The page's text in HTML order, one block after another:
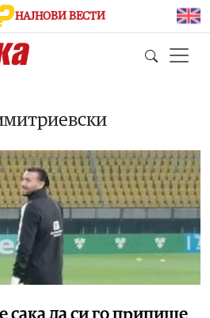
НАЈНОВИ ВЕСТИ
сака да си го припише